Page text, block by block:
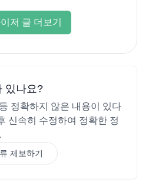
저 글 더보기
있나요?
정확하지 않은 내용이 있다
신속히 수정하여 정확한 정
제보하기